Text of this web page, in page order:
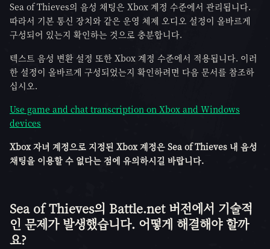
Sea of Thieves의 음성 채팅은 Xbox 계정 수준에서 관리됩니다.
따라서 기본 통신 장치와 같은 운영 체제 오디오 설정이 올바르게
구성되어 있는지 확인하는 것으로 충분합니다.
텍스트 음성 변환 설정 또한 Xbox 계정 수준에서 적용됩니다. 이러
한 설정이 올바르게 구성되었는지 확인하려면 다음 문서를 참조하
십시오.
Use game and chat transcription on Xbox and Windows
devices
Xbox 자녀 계정으로 지정된 Xbox 계정은 Sea of Thieves 내 음성
채팅을 이용할 수 없다는 점에 유의하시길 바랍니다.
Sea of Thieves의 Battle.net 버전에서 기술적
인 문제가 발생했습니다. 어떻게 해결해야 할까
요?